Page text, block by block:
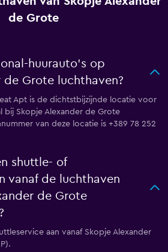
de Grote
huurauto's op
de Grote luchthaven?
Apt is de dichtstbijzijnde locatie voor
bij Skopje Alexander de Grote
van deze locatie is +389 78 252
shuttle- of
vanaf de luchthaven
de Grote
aan vanaf Skopje Alexander